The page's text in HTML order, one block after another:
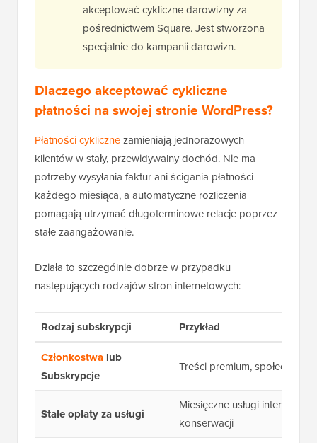
akceptować cykliczne darowizny za
pośrednictwem Square. Jest stworzona
specjalnie do kampanii darowizn.
Dlaczego akceptować cykliczne
płatności na swojej stronie WordPress?
Płatności cyklicznezamieniają jednorazowych
klientów w stały, przewidywalny dochód. Nie ma
potrzeby wysyłania faktur ani ścigania płatności
każdego miesiąca, a automatyczne rozliczenia
pomagają utrzymać długoterminowe relacje poprzez
stałe zaangażowanie.
Działa to szczególnie dobrze w przypadku
następujących rodzajów stron internetowych:
Rodzaj subskrypcji
Przykład
Członkostwalub
Subskrypcje
Treści premium,
Stałe opłaty za usługi
Miesięczne usługi
konserwacji